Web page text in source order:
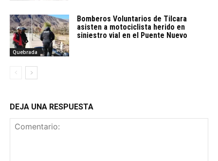
Quebrada
Bomberos Voluntarios de Tilcara
asisten a motociclista herido en
siniestro vial en el Puente Nuevo
DEJA UNA RESPUESTA